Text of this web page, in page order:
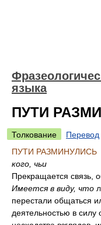
языка
ПУТИ
Толкование
Перевод
ПУТИ РАЗМИНУЛИСЬ
кого, чьи
Прекращается связь,
Имеется в виду, что
перестали общаться
деятельностью в силу